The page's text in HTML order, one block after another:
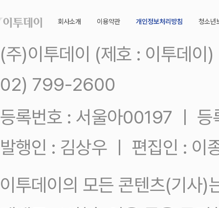
회사소개 이용약관 개인정보처리방침 청소년
(주)이투데이 (제호 : 이투데
02) 799-2600
등록번호 : 서울아00197 ㅣ
발행인 : 김상우 ㅣ 편집인 : 이
이투데이의 모든 콘텐츠(기사)